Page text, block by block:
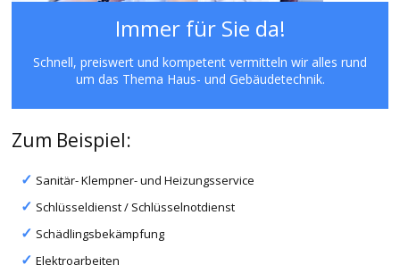
Immer für Sie da!
Schnell, preiswert und kompetent vermitteln wir alles rund
um das Thema Haus- und Gebäudetechnik.
Zum Beispiel:
Sanitär- Klempner- und Heizungsservice
Schlüsseldienst / Schlüsselnotdienst
Schädlingsbekämpfung
Elektroarbeiten